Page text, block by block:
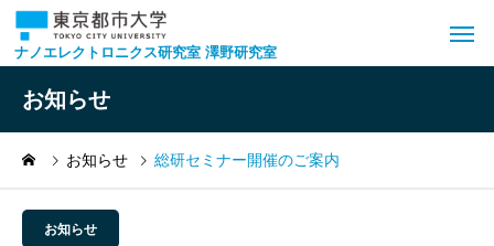
ナノエレクトロニクス研究室 澤野研究室
お知らせ
お知らせ 総研セミナー開催のご案内
お知らせ